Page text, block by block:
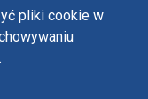
pliki cookie w
2026
OO.